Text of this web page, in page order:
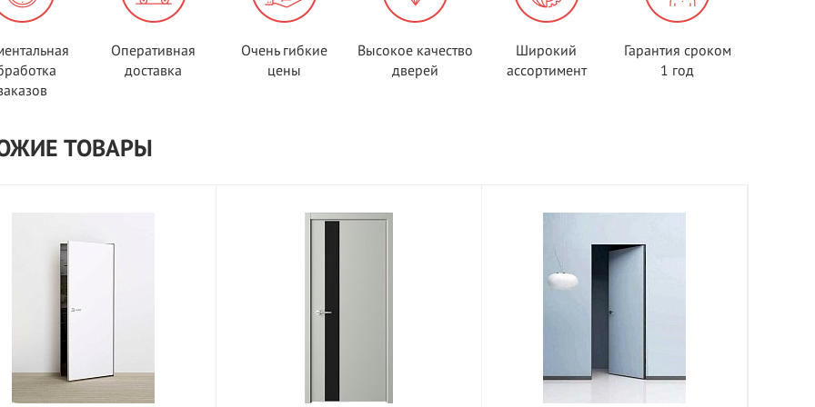
Оперативная
доставка
Очень гибкие
цены
Высокое качество
дверей
Широкий
ассортимент
Гарантия сроком
1 год
ТОВАРЫ